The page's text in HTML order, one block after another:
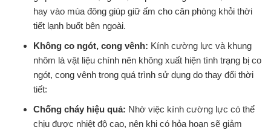
hay vào mùa đông giúp giữ ấm cho căn phòng khỏi thời
tiết lạnh buốt bên ngoài.
Không co ngót, cong vênh: Kính cường lực và khung
nhôm là vật liệu chính nên không xuất hiện tình trạng bị co
ngót, cong vênh trong quá trình sử dụng do thay đổi thời
tiết:
Chống cháy hiệu quả: Nhờ việc kính cường lực có thể
chịu được nhiệt độ cao, nên khi có hỏa hoạn sẽ giảm